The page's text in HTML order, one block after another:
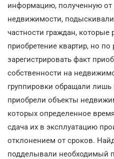
информацию, полученную от
недвижимости,
частности граждан, которые
приобретение квартир, но
зарегистрировать факт
собственности на
группировки обращали лишь
приобрели объекты
которых определенное
сдача их в эксплуатацию
отклонением от сроков.
подделывали необходимый